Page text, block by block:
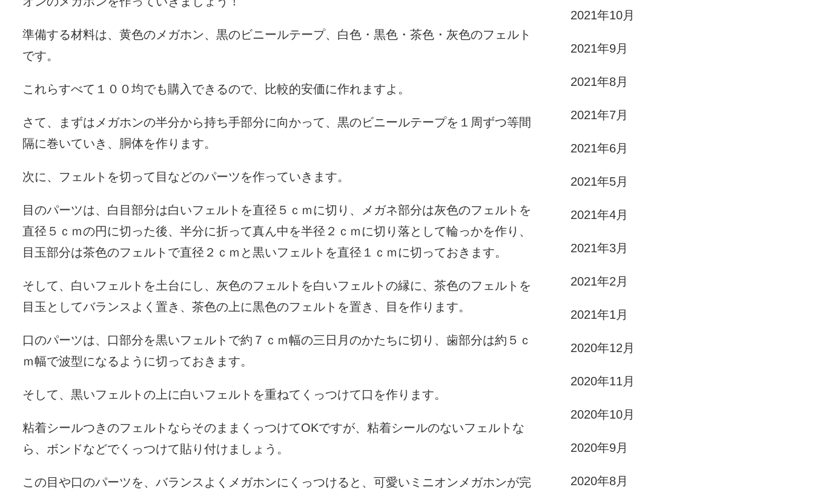
準備する材料は、黄色のメガホン、黒のビニールテープ、白色・黒色・茶色・灰色のフェルト
です。
これらすべて１００均でも購入できるので、比較的安価に作れますよ。
さて、まずはメガホンの半分から持ち手部分に向かって、黒のビニールテープを１周ずつ等間
隔に巻いていき、胴体を作ります。
次に、フェルトを切って目などのパーツを作っていきます。
目のパーツは、白目部分は白いフェルトを直径５ｃｍに切り、メガネ部分は灰色のフェルトを
直径５ｃｍの円に切った後、半分に折って真ん中を半径２ｃｍに切り落として輪っかを作り、
目玉部分は茶色のフェルトで直径２ｃｍと黒いフェルトを直径１ｃｍに切っておきます。
そして、白いフェルトを土台にし、灰色のフェルトを白いフェルトの縁に、茶色のフェルトを
目玉としてバランスよく置き、茶色の上に黒色のフェルトを置き、目を作ります。
口のパーツは、口部分を黒いフェルトで約７ｃｍ幅の三日月のかたちに切り、歯部分は約５ｃ
ｍ幅で波型になるように切っておきます。
そして、黒いフェルトの上に白いフェルトを重ねてくっつけて口を作ります。
粘着シールつきのフェルトならそのままくっつけてOKですが、粘着シールのないフェルトな
ら、ボンドなどでくっつけて貼り付けましょう。
この目や口のパーツを、バランスよくメガホンにくっつけると、可愛いミニオンメガホンが完
2021年10月
2021年9月
2021年8月
2021年7月
2021年6月
2021年5月
2021年4月
2021年3月
2021年2月
2021年1月
2020年12月
2020年11月
2020年10月
2020年9月
2020年8月